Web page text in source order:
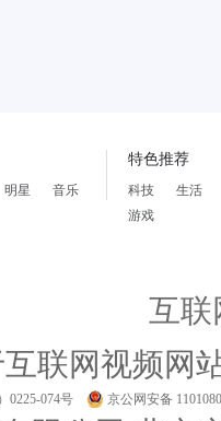
明星 音乐
特色推荐
科技
生活
游戏
互联
联网视频网
0225-074号 京公网安备